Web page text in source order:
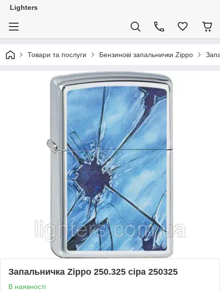
Lighters
Товари та послуги Бензинові запальнички Zippo
Запальничка Zippo 250.325 сіра 250325
В наявності